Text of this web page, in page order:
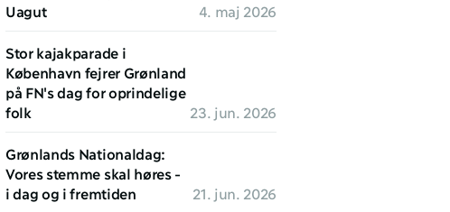
Uagut
4. maj 2026
Stor kajakparade i
København fejrer Grønland
på FN's dag for oprindelige
folk
23. jun. 2026
Grønlands Nationaldag:
Vores stemme skal høres -
i dag og i fremtiden
21. jun. 2026